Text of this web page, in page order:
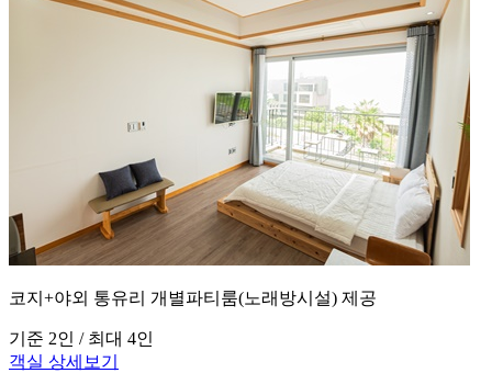
코지+야외 통유리 개별파티룸(노래방시설) 제공
기준 2인 / 최대 4인
객실 상세보기